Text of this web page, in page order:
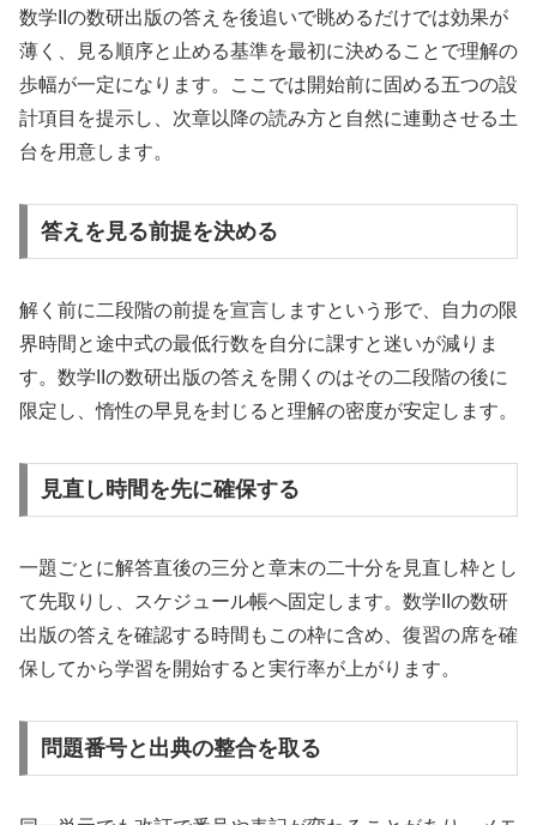
数学IIの数研出版の答えを後追いで眺めるだけでは効果が
薄く、見る順序と止める基準を最初に決めることで理解の
歩幅が一定になります。ここでは開始前に固める五つの設
計項目を提示し、次章以降の読み方と自然に連動させる土
台を用意します。
答えを見る前提を決める
解く前に二段階の前提を宣言しますという形で、自力の限
界時間と途中式の最低行数を自分に課すと迷いが減りま
す。数学IIの数研出版の答えを開くのはその二段階の後に
限定し、惰性の早見を封じると理解の密度が安定します。
見直し時間を先に確保する
一題ごとに解答直後の三分と章末の二十分を見直し枠とし
て先取りし、スケジュール帳へ固定します。数学IIの数研
出版の答えを確認する時間もこの枠に含め、復習の席を確
保してから学習を開始すると実行率が上がります。
問題番号と出典の整合を取る